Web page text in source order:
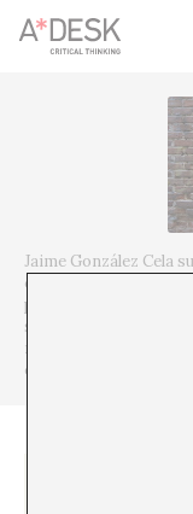
crees también en
seguir adelante.
apoyarlo.
Jaime González Cela
centrar en la
probar juegos de
sobre todo le
mejor. Tras años de
capacidad de leer en la